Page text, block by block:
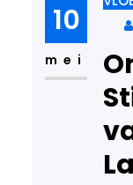
en
10
mei